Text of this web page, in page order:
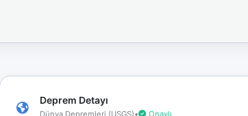
Deprem Detayı
Dünya Depremleri (USGS)• Onaylı
bağlantınız